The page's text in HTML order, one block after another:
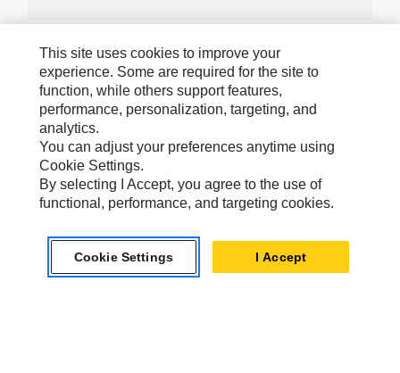
Merek Caterpillar
Caterpillar.com
Hubungi Caterpillar
Preferensi Pemasaran Saya
Peta Situs
Cookie Settings
Hukum
This site uses cookies to improve your
experience. Some are required for the site to
function, while others support features,
performance, personalization, targeting, and
analytics.
You can adjust your preferences anytime using
Cookie Settings.
By selecting I Accept, you agree to the use of
functional, performance, and targeting cookies.
Cookie Settings I Accept